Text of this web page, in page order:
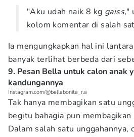
"Aku udah naik 8 kg gaiss,"
kolom komentar di salah
Ia mengungkapkan hal ini
banyak terlihat berbeda dari
9. Pesan Bella untuk calon anak
kandungannya
Instagram.com/@bellabonita_r.a
Tak hanya membagikan satu
begitu bahagia pun membagikan
Dalam salah satu unggahannya,